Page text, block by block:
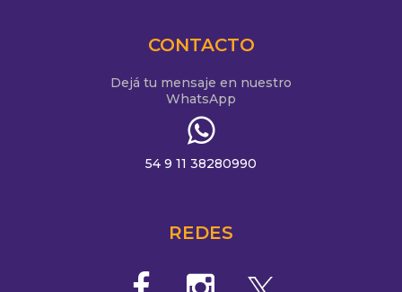
CONTACTO
Dejá tu mensaje en nuestro
WhatsApp
54 9 11 38280990
REDES